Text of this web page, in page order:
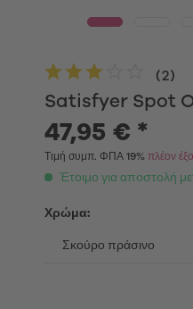
Satisfyer Spot
(2)
47,95 € *
Τιμή συμπ. ΦΠΑ 19% πλέον
Έτοιμο για αποστολή
Χρώμα: